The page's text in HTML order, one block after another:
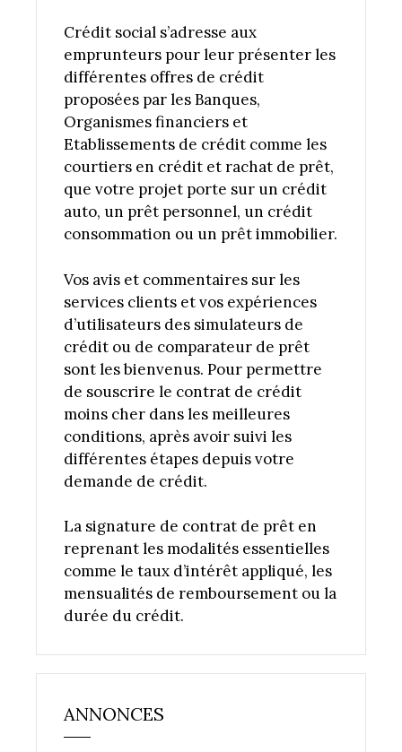
Crédit social s’adresse aux
emprunteurs pour leur présenter les
différentes offres de crédit
proposées par les Banques,
Organismes financiers et
Etablissements de crédit comme les
courtiers en crédit et rachat de prêt,
que votre projet porte sur un crédit
auto, un prêt personnel, un crédit
consommation ou un prêt immobilier.
Vos avis et commentaires sur les
services clients et vos expériences
d’utilisateurs des simulateurs de
crédit ou de comparateur de prêt
sont les bienvenus. Pour permettre
de souscrire le contrat de crédit
moins cher dans les meilleures
conditions, après avoir suivi les
différentes étapes depuis votre
demande de crédit.
La signature de contrat de prêt en
reprenant les modalités essentielles
comme le taux d’intérêt appliqué, les
mensualités de remboursement ou la
durée du crédit.
ANNONCES